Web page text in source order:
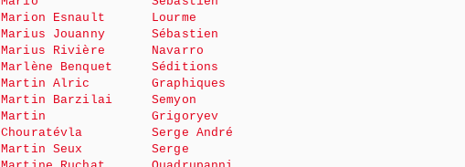
Marion Esnault
Marius Jouanny
Marius Rivière
Marlène Benquet
Martin Alric
Martin Barzilai
Martin
Chouratévla
Martin Seux
Lourme
Sébastien
Navarro
Séditions
Graphiques
Semyon
Grigoryev
Serge André
Serge